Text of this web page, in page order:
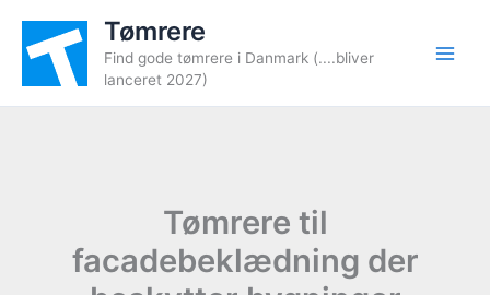
indholdet
Tømrere
Find gode tømrere i Danmark (....bliver
lanceret 2027)
Tømrere til
facadebeklædning der